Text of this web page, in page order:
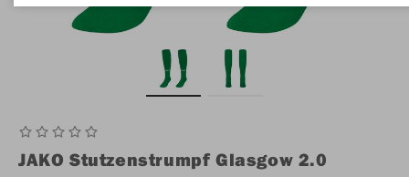
JAKO Stutzenstrumpf Glasgow 2.0